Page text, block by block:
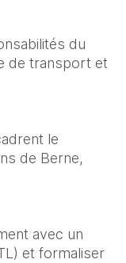
de transport et
de Berne,
et formaliser